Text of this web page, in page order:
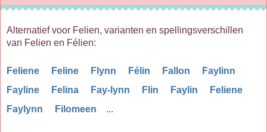
Alternatief voor Felien, varianten en spellingsverschillen
van Felien en Félien:
Feliene Feline Flynn Félin Fallon
Faylinn
Fayline
Felina Fay-lynn Flin Faylin
Feliene
Faylynn
Filomeen ...